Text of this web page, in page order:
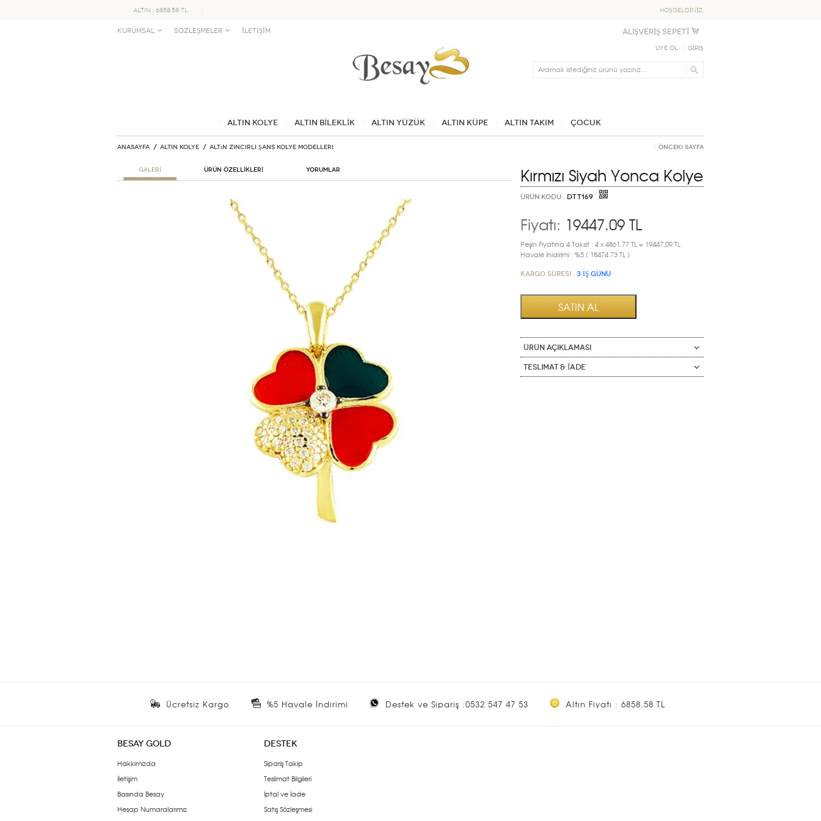
ALTIN : 6858.58 TL HOŞGELDİNİZ,
KURUMSAL SÖZLEŞMELER İLETİŞİM ALIŞVERİŞ SEPETİ
Üye Ol GİRİŞ
Ara
ALTIN KOLYE ALTIN BİLEKLİK ALTIN YÜZÜK ALTIN KÜPE ALTIN TAKIM ÇOCUK
Anasayfa ALTIN KOLYE Altın Zincirli Şans Kolye Modelleri Önceki Sayfa
GALERİ ÜRÜN ÖZELLİKLERİ Yorumlar Kırmızı Siyah Yonca Kolye
ÜRÜN KODU : DTT169
Fiyatı: 19447.09 TL
Peşin Fiyatına 4 Taksit : 4 x 4861.77 TL = 19447,09 TL
Havale İnidirimi : %5 ( 18474.73 TL )
Kargo Süresi : 3 İŞ GÜNÜ
ÜRÜN AÇIKLAMASI
Teslimat & İade
Ücretsiz Kargo %5 Havale İndirimi Destek ve Sipariş :0532 547 47 53 Altın Fiyatı : 6858.58 TL
BESAY GOLD
Hakkımızda
İletişim
Basında Besay
Hesap Numaralarımız
DESTEK
Sipariş Takip
Teslimat Bilgileri
İptal ve İade
Satış Sözleşmesi